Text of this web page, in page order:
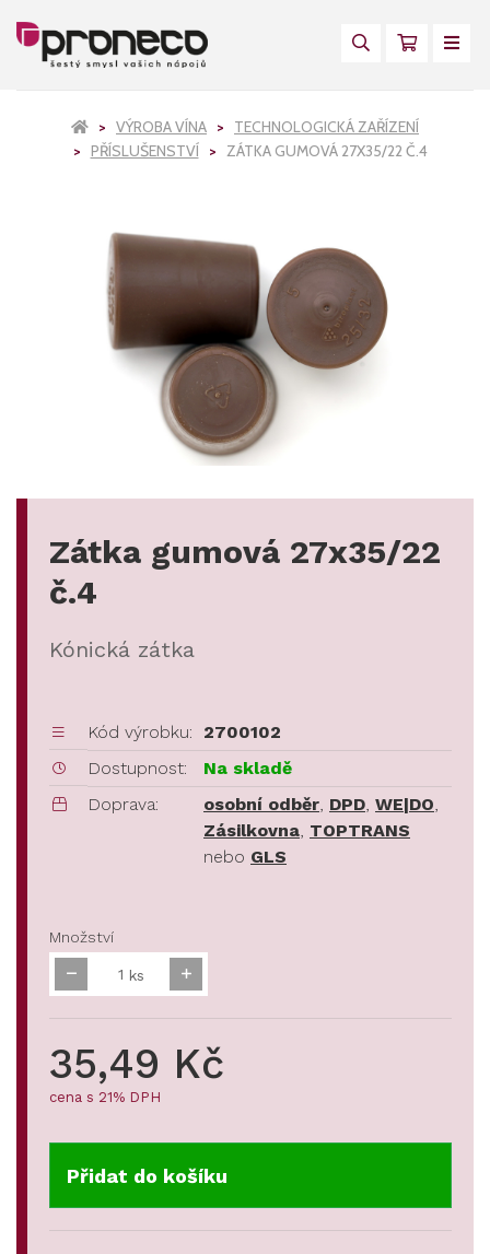
VÝROBA VÍNA
TECHNOLOGICKÁ ZAŘÍZENÍ
PŘÍSLUŠENSTVÍ
ZÁTKA GUMOVÁ 27X35/22 Č.4
Zátka gumová 27x35/22
č.4
Kónická zátka
Kód výrobku:
2700102
Dostupnost:
Na skladě
Doprava:
osobní odběr, DPD, WE|DO,
Zásilkovna, TOPTRANS
nebo GLS
Množství
ks
35,49 Kč
cena s 21% DPH
Přidat do košíku